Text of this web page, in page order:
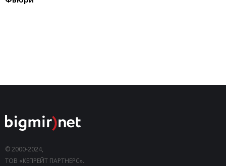
© 2000-2024,
ТОВ «КЕПРЕЙТ ПАРТНЕРС».